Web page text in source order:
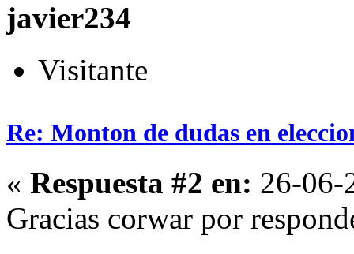
javier234
Visitante
Re: Monton de dudas en
« Respuesta #2 en: 26-06-
Gracias corwar por